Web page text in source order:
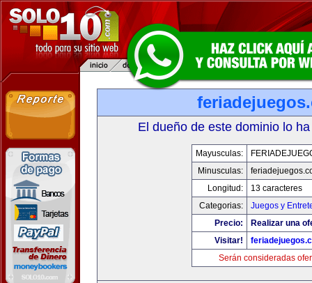
El dueño de este dominio lo
Mayusculas:
Minusculas:
Longitud:
13 caracteres
Categorias:
Juegos y
Precio:
Realizar una
Visitar!
Serán consideradas